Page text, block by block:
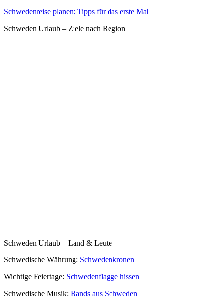
Schwedenreise planen: Tipps für das erste Mal
Schweden Urlaub – Ziele nach Region
Schweden Urlaub – Land & Leute
Schwedische Währung: Schwedenkronen
Wichtige Feiertage: Schwedenflagge hissen
Schwedische Musik: Bands aus Schweden